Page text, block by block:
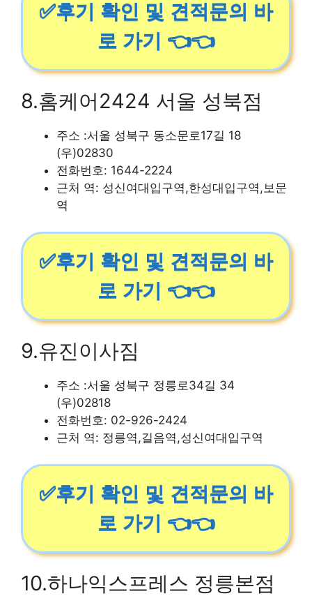
✅후기 확인 및 견적문의 바
로 가기 👈👈
8.홈케어2424 서울 성북점
주소 :서울 성북구 동소문로17길 18
(우)02830
전화번호: 1644-2224
근처 역: 성신여대입구역,한성대입구역,보문
역
✅후기 확인 및 견적문의 바
로 가기 👈👈
9.유진이사짐
주소 :서울 성북구 정릉로34길 34
(우)02818
전화번호: 02-926-2424
근처 역: 정릉역,길음역,성신여대입구역
✅후기 확인 및 견적문의 바
로 가기 👈👈
10.하나익스프레스 정릉본점